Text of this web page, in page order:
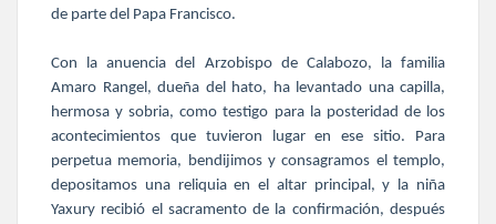
de parte del Papa Francisco.
Con la anuencia del Arzobispo de Calabozo, la familia
Amaro Rangel, dueña del hato, ha levantado una capilla,
hermosa y sobria, como testigo para la posteridad de los
acontecimientos que tuvieron lugar en ese sitio. Para
perpetua memoria, bendijimos y consagramos el templo,
depositamos una reliquia en el altar principal, y la niña
Yaxury recibió el sacramento de la confirmación, después